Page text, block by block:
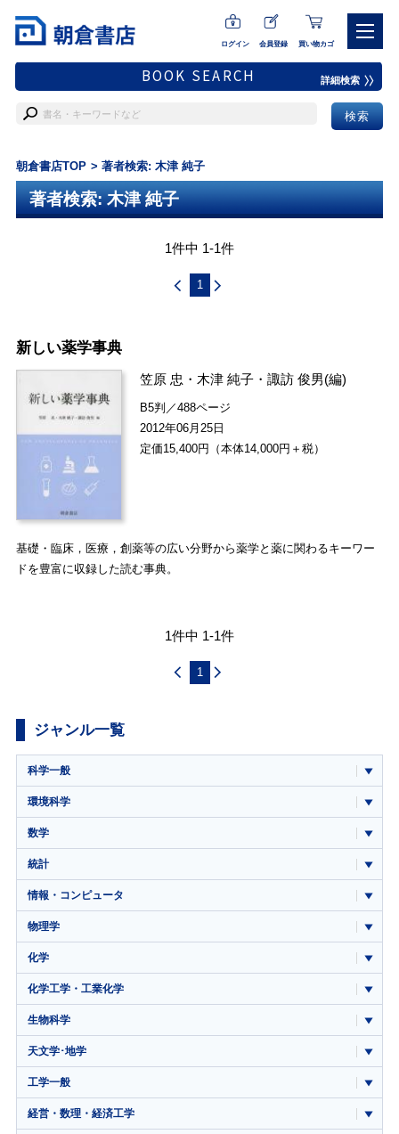
ログイン 会員登録 買い物カゴ
BOOK SEARCH 詳細検索
朝倉書店TOP 著者検索: 木津 純子
著者検索: 木津 純子
1件中 1-1件
1
新しい薬学事典
笠原 忠 ・ 木津 純子 ・諏訪 俊男(編)
B5判／488ページ
2012年06月25日
定価15,400円（本体14,000円＋税）
基礎・臨床，医療，創薬等の広い分野から薬学と薬に関わるキーワー
ドを豊富に収録した読む事典。
1件中 1-1件
1
ジャンル一覧
科学一般
環境科学
数学
統計
情報・コンピュータ
物理学
化学
化学工学・工業化学
生物科学
天文学･地学
工学一般
経営・数理・経済工学